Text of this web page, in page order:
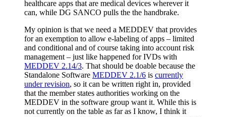
healthcare apps that are medical devices wherever it
can, while DG SANCO pulls the the handbrake.
My opinion is that we need a MEDDEV that provides
for an exemption to allow e-labeling of apps – limited
and conditional and of course taking into account risk
management – just like happened for IVDs with
MEDDEV 2.14/3. That should be doable because the
Standalone Software MEDDEV 2.1/6 is currently
under revision, so it can be written right in, provided
that the member states authorities working on the
MEDDEV in the software group want it. While this is
not currently on the table as far as I know, I think it